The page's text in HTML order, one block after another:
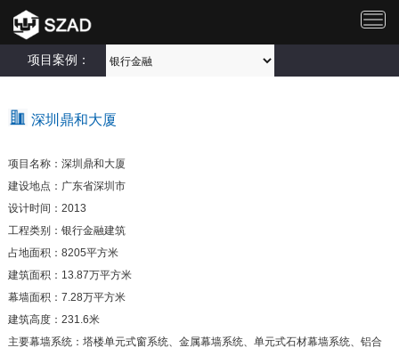
切
航
项目案例：
深圳鼎和大厦
项目名称：深圳鼎和大厦
建设地点：广东省深圳市
设计时间：2013
工程类别：银行金融建筑
占地面积：8205平方米
建筑面积：13.87万平方米
幕墙面积：7.28万平方米
建筑高度：231.6米
主要幕墙系统：塔楼单元式窗系统、金属幕墙系统、单元式石材幕墙系统、铝合